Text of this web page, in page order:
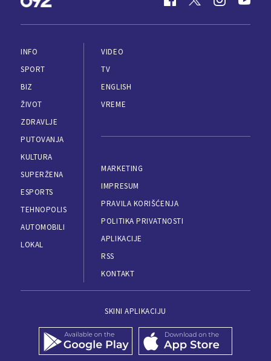
INFO
SPORT
BIZ
ŽIVOT
ZDRAVLJE
PUTOVANJA
KULTURA
SUPERŽENA
ESPORTS
TEHNOPOLIS
AUTOMOBILI
LOKAL
VIDEO
TV
ENGLISH
VREME
MARKETING
IMPRESUM
PRAVILA KORIŠĆENJA
POLITIKA PRIVATNOSTI
APLIKACIJE
RSS
KONTAKT
SKINI APLIKACIJU